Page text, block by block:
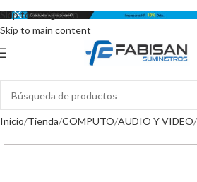
Skip to navigation
Skip to main content
Inicio Tienda COMPUTO AUDIO Y VIDEO